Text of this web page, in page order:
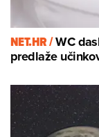
NET.HR /WC
predlaže